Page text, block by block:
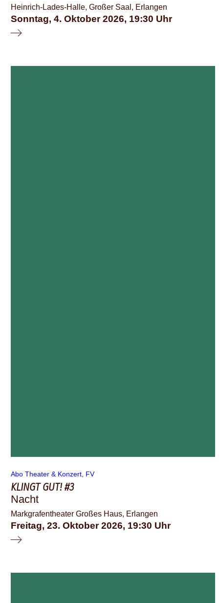
Heinrich-Lades-Halle, Großer Saal, Erlangen
Sonntag, 4. Oktober 2026 19:30
Abo Theater & Konzert FV
KLINGT GUT! #3
Nacht
Markgrafentheater Großes Haus, Erlangen
Freitag, 23. Oktober 2026 19:30